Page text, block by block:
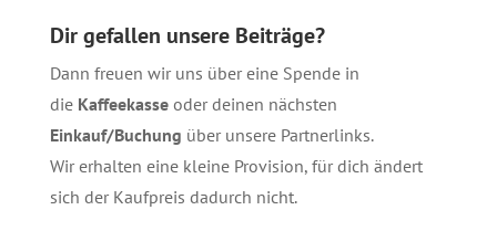
Dir gefallen unsere Beiträge?
Dann freuen wir uns über eine Spende in
die Kaffeekasseoder deinen nächsten
Einkauf/Buchung über unsere Partnerlinks.
Wir erhalten eine kleine Provision, für dich ändert
sich der Kaufpreis dadurch nicht.